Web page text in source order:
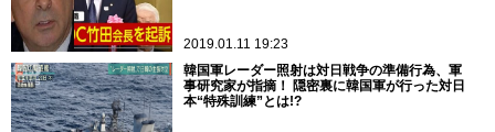
2019.01.11 19:23
韓国軍レーダー照射は対日戦争の準備行為、軍
事研究家が指摘！ 隠密裏に韓国軍が行った対日
本“特殊訓練”とは!?